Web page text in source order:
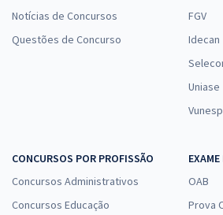
Notícias de Concursos
Questões de Concurso
FGV
Idecan
Uniase
Vunesp
CONCURSOS POR PROFISSÃO
Concursos Administrativos
Concursos Educação
OAB
Prova